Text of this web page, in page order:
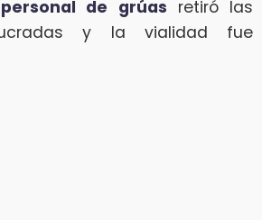
personal de grúas retiró las
y la vialidad fue